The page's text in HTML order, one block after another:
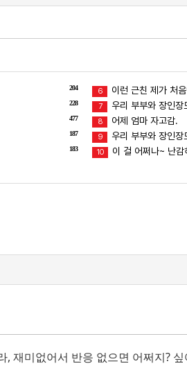
204
228
477
187
183
6 이런 근친 제가 처
7 우리 부부와 장인장
8 어제 엄마 자고감.
9 우리 부부와 장인장
10 이 걸 어쩌나~ 난감
재미없어서 반응 없으면 어쩌지?